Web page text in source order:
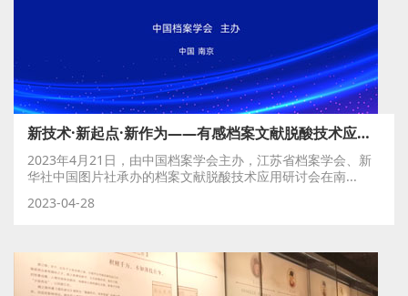
新技术·新起点·新作为——有感档案文献脱酸技术应用研讨会成功举行
2023年4月21日，由中国档案学会主办，江苏省档案学会、新
华社中国图片社承办的档案文献脱酸技术应用研讨会在南...
2023-04-28